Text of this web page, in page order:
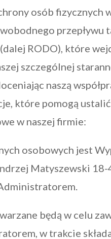
osób fizycznych
przepływu
RODO), które
szczególnej
naszą
które pomogą
w naszej firmie:
osobowych jest
Matyszewski 18-
będą w celu
w trakcie